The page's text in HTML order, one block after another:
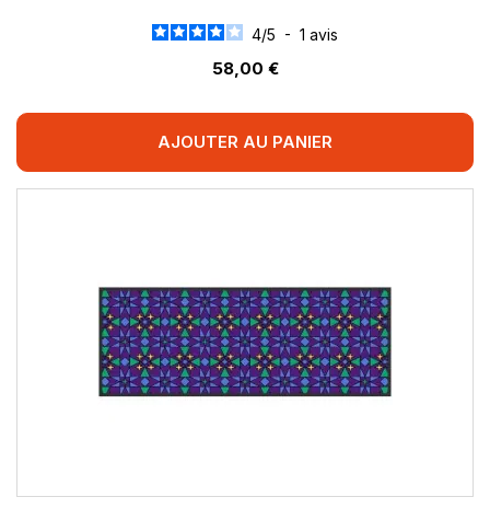
4/5 - 1 avis
58,00 €
AJOUTER AU PANIER